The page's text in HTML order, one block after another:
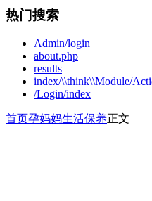
热门搜索
Admin/login
about.php
results
index/\\think\\Module/
/Login/index
首页孕妈妈生活保养正文